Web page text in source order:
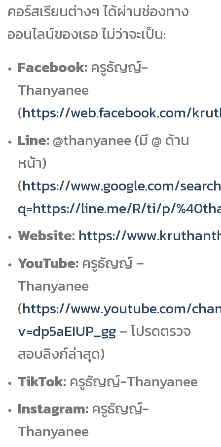
คอร์สเรียนต่างๆ ได้ผ่านช่องทาง
ออนไลน์ของเธอ ไม่ว่าจะเป็น:
Facebook: ครูธัญญ์-
Thanyanee
(https://web.facebook.com/
Line: @thanyanee (มี @ ด้าน
หน้า)
(https://www.google.com/
q=https://line.me/R/ti/p/
Website: https://
YouTube: ครูธัญญ์ –
Thanyanee
(https://www.youtube.com/
v=dp5aEIUP_gg– โปรดตรวจ
สอบลิงก์ล่าสุด)
TikTok: ครูธัญญ์-Thanyanee
Instagram: ครูธัญญ์-
Thanyanee